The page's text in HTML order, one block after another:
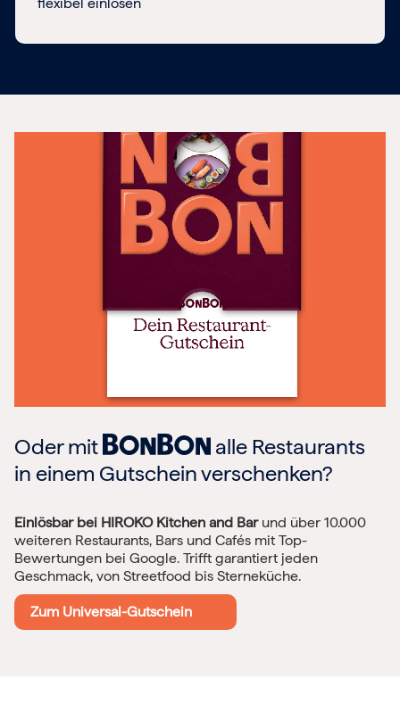
Oder mit
alle Restaurants
in einem Gutschein verschenken?
Einlösbar bei HIROKO Kitchen and Barund über 10.000
weiteren Restaurants, Bars und Cafés mit Top-
Bewertungen bei Google. Trifft garantiert jeden
Geschmack, von Streetfood bis Sterneküche.
Zum Universal-Gutschein